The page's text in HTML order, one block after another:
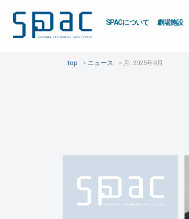
SPACについて 劇場施設
top ニュース 月: 2025年9月